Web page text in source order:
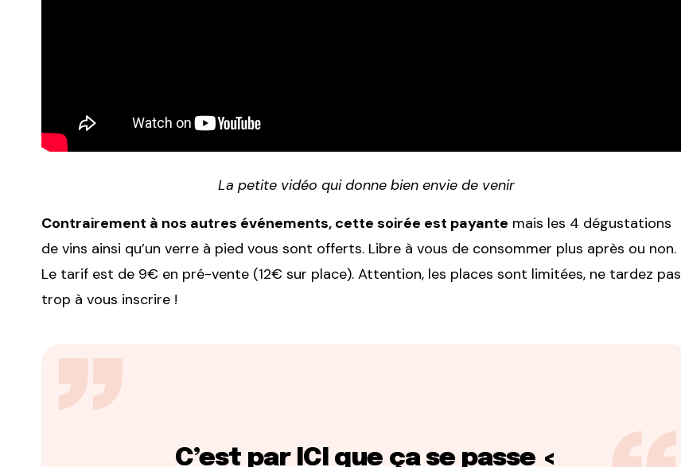
La petite vidéo qui donne bien envie de venir
Contrairement à nos autres événements, cette soirée est payante mais les 4 dégustations
de vins ainsi qu’un verre à pied vous sont offerts. Libre à vous de consommer plus après ou non.
Le tarif est de 9€ en pré-vente (12€ sur place). Attention, les places sont limitées, ne tardez pas
trop à vous inscrire !
C’est par ICI que ça se passe <